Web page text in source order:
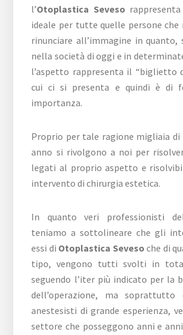
l’Otoplastica Seveso
ideale per tutte quelle persone che
rinunciare all’immagine in quanto,
nella società di oggi e in
l’aspetto rappresenta il “biglietto
cui ci si presenta e quindi è di
importanza.
Proprio per tale ragione migliaia di
anno si rivolgono a noi per
legati al proprio aspetto e
intervento di chirurgia estetica.
In quanto veri professionisti
teniamo a sottolineare che gli
essi di Otoplastica Seveso che di
tipo, vengono tutti svolti in
seguendo l’iter più indicato per la
dell’operazione, ma
anestesisti di grande esperienza,
settore che posseggono anni e anni